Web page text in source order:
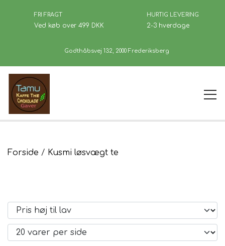
FRI FRAGT
Ved køb over 499 DKK
HURTIG LEVERING
2-3 hverdage
Godthåbsvej 132, 2000 Frederiksberg
Forside
Se Butikken
Forside Kusmi løsvægt te